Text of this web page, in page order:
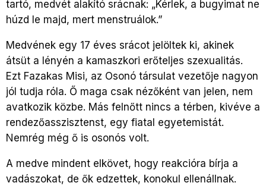
tartó, medvét alakító srácnak: „Kérlek, a bugyimat ne
húzd le majd, mert menstruálok.”
Medvének egy 17 éves srácot jelöltek ki, akinek
átsüt a lényén a kamaszkori erőteljes szexualitás.
Ezt Fazakas Misi, az Osonó társulat vezetője nagyon
jól tudja róla. Ő maga csak nézőként van jelen, nem
avatkozik közbe. Más felnőtt nincs a térben, kivéve a
rendezőasszisztenst, egy fiatal egyetemistát.
Nemrég még ő is osonós volt.
A medve mindent elkövet, hogy reakcióra bírja a
vadászokat, de ők edzettek, konokul ellenállnak.